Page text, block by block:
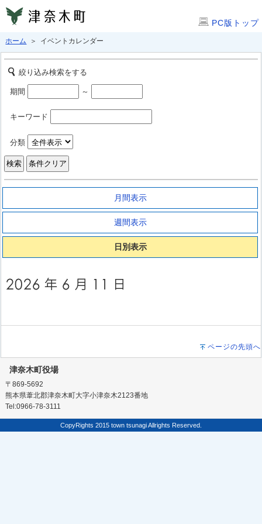
PC版トップ
ホーム ＞ イベントカレンダー
絞り込み検索をする
期間 ～
キーワード
分類
月間表示
週間表示
日別表示
ページの先頭へ
津奈木町役場
〒869-5692
熊本県葦北郡津奈木町大字小津奈木2123番地
Tel:0966-78-3111
CopyRights 2015 town tsunagi Allrights Reserved.